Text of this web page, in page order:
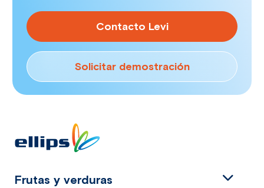
Contacto Levi
Solicitar demostración
Frutas y verduras